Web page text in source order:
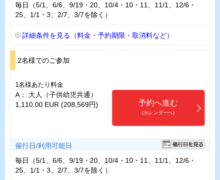
毎日（5/1、6/6、9/19・20、10/4・10・11、11/1、12/6・
25、1/1・3、2/7、3/7を除く）
詳細条件を見る（料金・予約期限・取消料など）
2名様でのご参加
1名様あたり料金
A： 大人（子供幼児共通）
1,110.00 EUR (208,569円)
予約へ進む
(カレンダーへ)
催行日/利用可能日
毎日（5/1、6/6、9/19・20、10/4・10・11、11/1、12/6・
25、1/1・3、2/7、3/7を除く）